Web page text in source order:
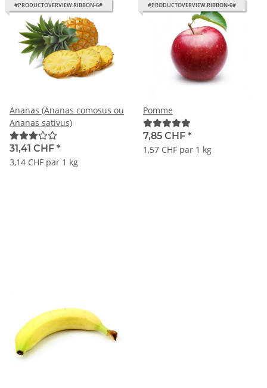
#PRODUCTOVERVIEW.RIBBON-6#
Ananas (Ananas comosus ou
Ananas sativus)
31,41 CHF *
3,14 CHF par 1 kg
#PRODUCTOVERVIEW.RIBBON-6#
Pomme
7,85 CHF *
1,57 CHF par 1 kg